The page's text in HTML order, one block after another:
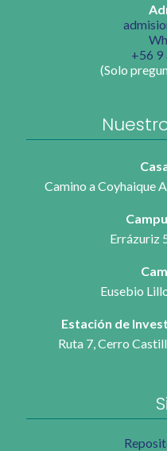
+56 9
(Solo
Camino a Coyhaique
Errázuriz
Eusebio
Estación de
Ruta 7, Cerro